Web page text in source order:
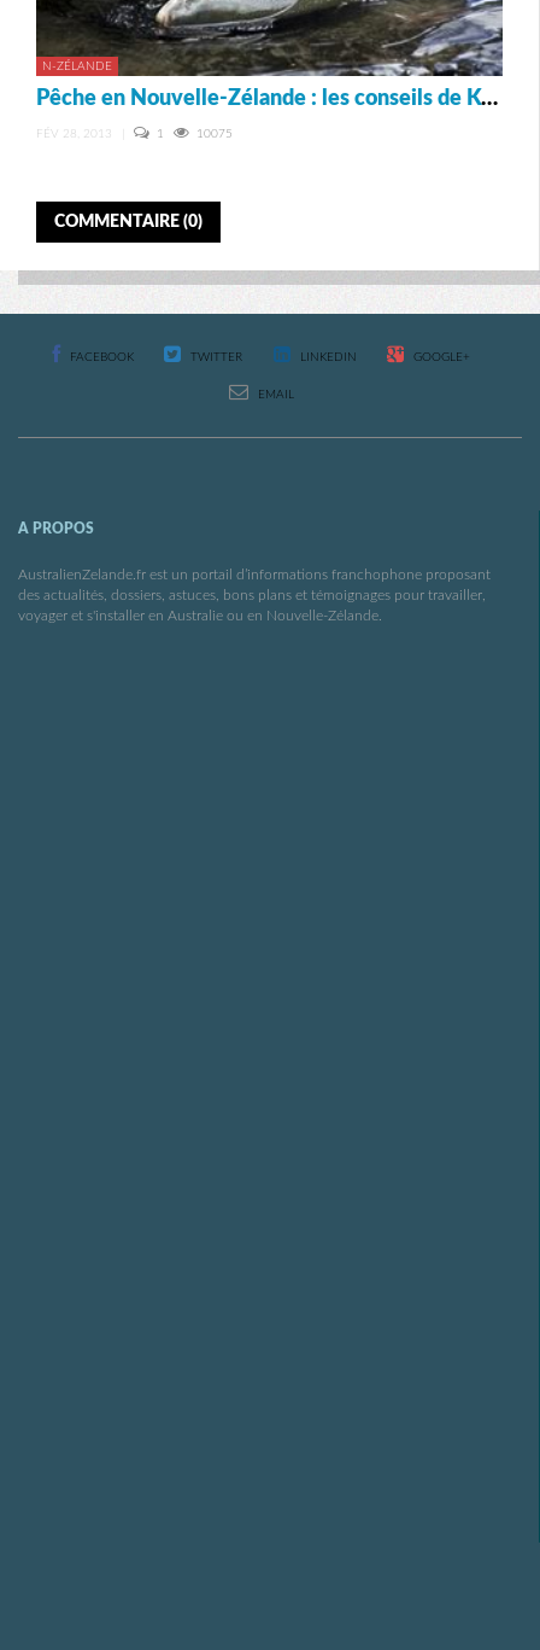
N-ZÉLANDE
Pêche en Nouvelle-Zélande : les conseils de Kevin
FÉV 28, 2013 1 10075
COMMENTAIRE (0)
FACEBOOK TWITTER LINKEDIN GOOGLE+
EMAIL
A PROPOS
AustralienZelande.fr est un portail d’informations franchophone proposant
des actualités, dossiers, astuces, bons plans et témoignages pour travailler,
voyager et s'installer en Australie ou en Nouvelle-Zélande.